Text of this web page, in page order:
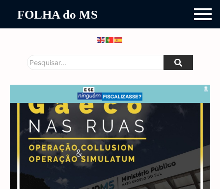
FOLHA do MS